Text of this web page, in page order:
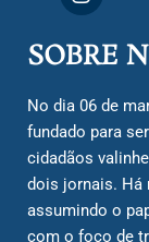
SOBRE
No dia 06 de
fundado para
cidadãos
dois jornais. Há
assumindo o
com o foco de